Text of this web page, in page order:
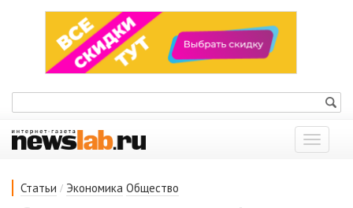
Показать
меню
Статьи / Экономика Общество